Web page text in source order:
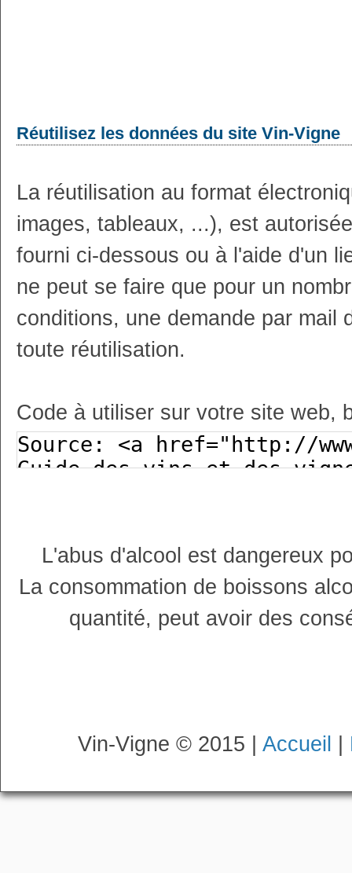
Réutilisez les données du site Vin-Vigne
La réutilisation au format
images, tableaux, ...), est
fourni ci-dessous ou à l'aide d'un
ne peut se faire que pour un
conditions, une demande par mail
toute réutilisation.
Code à utiliser sur votre site web,
L'abus d'alcool est dangereux
La consommation de boissons
quantité, peut avoir des
Vin-Vigne © 2015 | Accueil